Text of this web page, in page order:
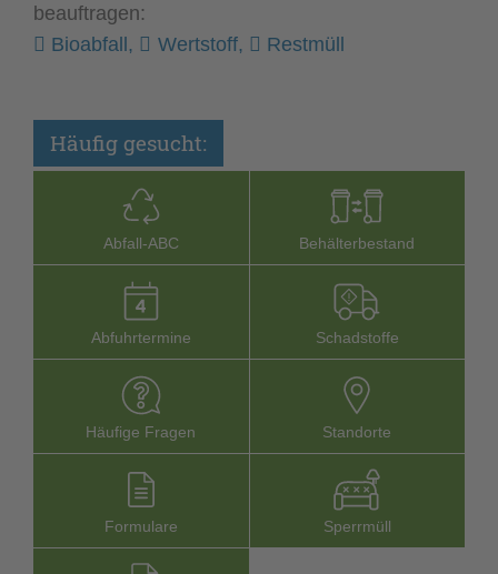
beauftragen:
Bioabfall,
Wertstoff, Restmüll
Häufig gesucht:
Abfall-­ABC Behälterbestand
Abfuhrtermine Schadstoffe
Häufige Fragen Stand­orte
Formu­lare Sperr­müll